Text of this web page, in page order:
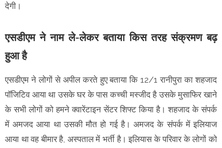
देगी।
एसडीएम ने नाम ले-लेकर बताया किस तरह संक्रमण बढ़
हुआ है
एसडीएम ने लोगों से अपील करते हुए बताया कि 12/1 रानीपुरा का शहजाद
पॉजिटिव आया था उसके घर के पास कच्ची मस्जीद है उसके मुसाफिर खाने
के सभी लोगों को हमने क्वारेंटाइन सेंटर शिफ्ट किया है। शहजाद के संपर्क
में अमजद आया था उसकी मौत हो गई है। अमजद के संपर्क में इलियाज
आया था वह बीमार है, अस्पताल में भर्ती है। इलियास के परिवार के लोगों को